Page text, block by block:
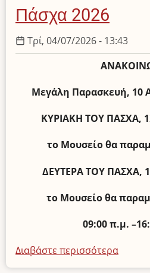
Πάσχα 2026
Τρί, 04/07/2026 - 13:43
Μεγάλη Παρασκευή, 10
ΚΥΡΙΑΚΗ ΤΟΥ ΠΑΣΧΑ,
το Μουσείο θα
ΔΕΥΤΕΡΑ ΤΟΥ ΠΑΣΧΑ,
το Μουσείο θα
09:00 π.μ.
Διαβάστε περισσότερα
το